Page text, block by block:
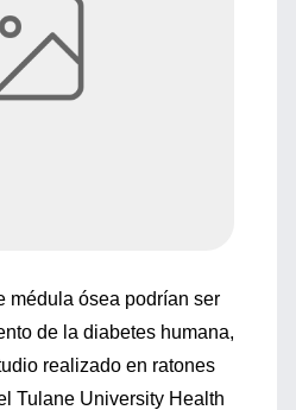
médula ósea podrían ser
de la diabetes humana,
realizado en ratones
Tulane University Health